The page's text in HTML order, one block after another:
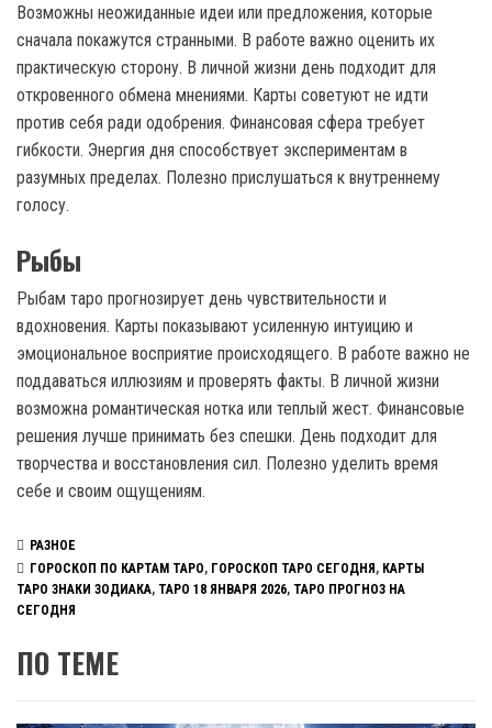
Возможны неожиданные идеи или предложения, которые
сначала покажутся странными. В работе важно оценить их
практическую сторону. В личной жизни день подходит для
откровенного обмена мнениями. Карты советуют не идти
против себя ради одобрения. Финансовая сфера требует
гибкости. Энергия дня способствует экспериментам в
разумных пределах. Полезно прислушаться к внутреннему
голосу.
Рыбы
Рыбам таро прогнозирует день чувствительности и
вдохновения. Карты показывают усиленную интуицию и
эмоциональное восприятие происходящего. В работе важно не
поддаваться иллюзиям и проверять факты. В личной жизни
возможна романтическая нотка или теплый жест. Финансовые
решения лучше принимать без спешки. День подходит для
творчества и восстановления сил. Полезно уделить время
себе и своим ощущениям.
РАЗНОЕ
ГОРОСКОП ПО КАРТАМ ТАРО, ГОРОСКОП ТАРО СЕГОДНЯ, КАРТЫ
ТАРО ЗНАКИ ЗОДИАКА, ТАРО 18 ЯНВАРЯ 2026, ТАРО ПРОГНОЗ НА
СЕГОДНЯ
ПО ТЕМЕ